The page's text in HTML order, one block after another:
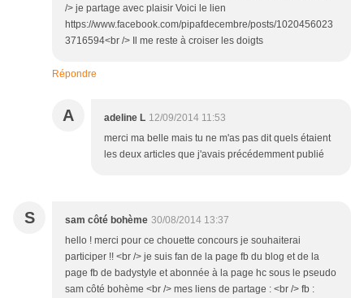
/> je partage avec plaisir Voici le lien
https://www.facebook.com/pipafdecembre/posts/1020456023
3716594<br /> Il me reste à croiser les doigts
Répondre
A adeline L 12/09/2014 11:53
merci ma belle mais tu ne m'as pas dit quels étaient
les deux articles que j'avais précédemment publié
S sam côté bohème 30/08/2014 13:37
hello ! merci pour ce chouette concours je souhaiterai
participer !! <br /> je suis fan de la page fb du blog et de la
page fb de badystyle et abonnée à la page hc sous le pseudo
sam côté bohème <br /> mes liens de partage : <br /> fb :